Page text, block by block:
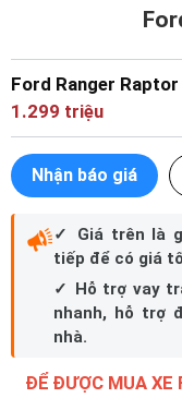
thường, Thể thao,
các bề mặt dốc đá
trong tầm tay.
Ford Ranger
1.299 triệu
Nhận báo giá
✓ Giá trên là
tiếp để có giá
✓ Hỗ trợ vay
nhanh, hỗ trợ
nhà.
ĐỂ ĐƯỢC MUA XE